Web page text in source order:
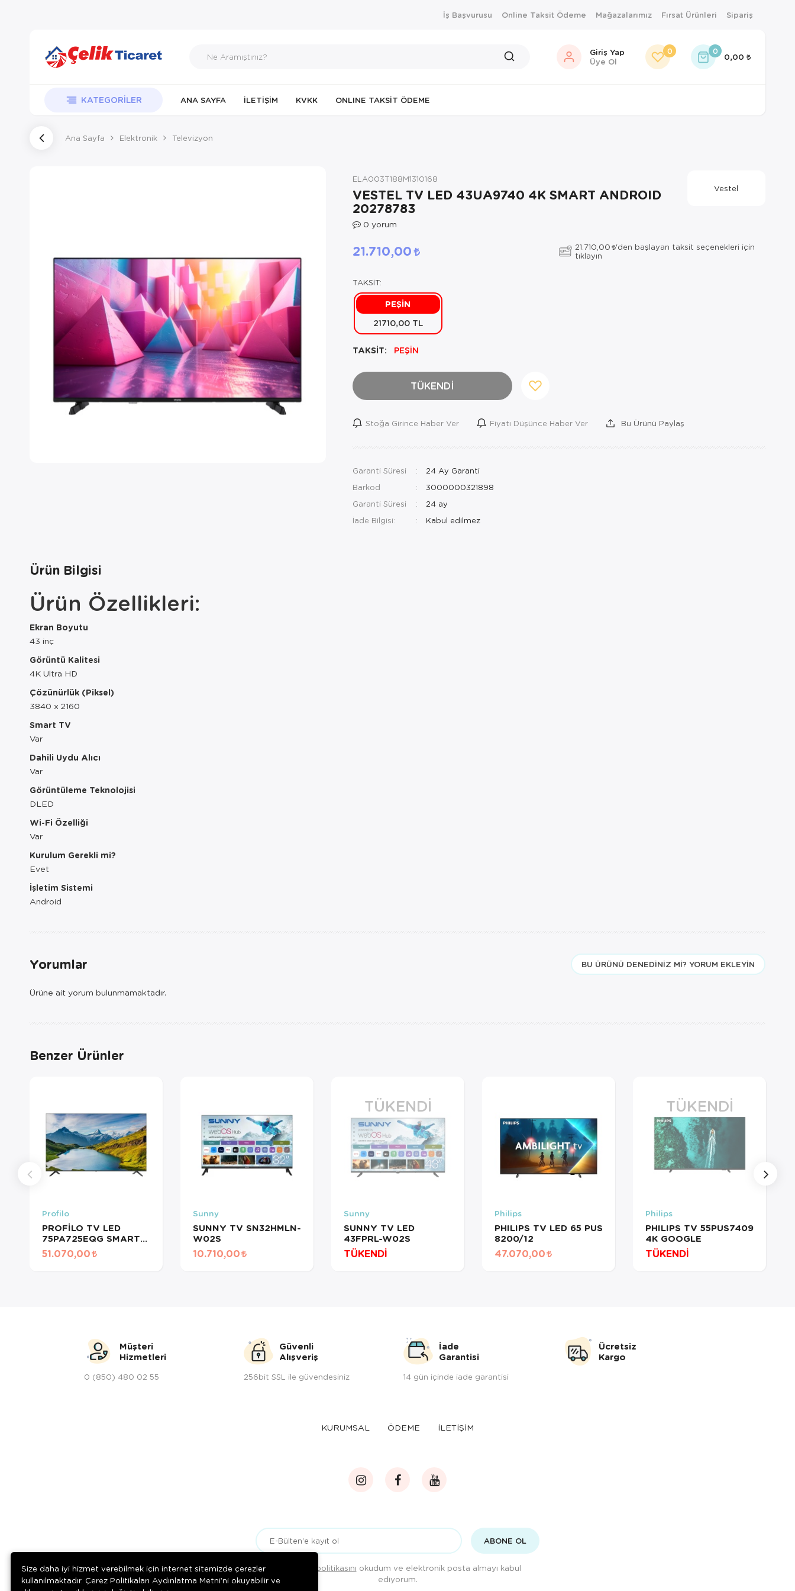
İş Başvurusu Online Taksit Ödeme Mağazalarımız Fırsat Ürünleri Sipariş
Giriş Yap
Üye Ol
0 0
0,00
KATEGORILER ANA SAYFA İLETIŞIM KVKK ONLINE TAKSIT ÖDEME
Ana Sayfa Elektronik Televizyon
ELA003T188M1310168
VESTEL TV LED 43UA9740 4K SMART ANDROID
20278783
0 yorum
Vestel
21.710,00 21.710,00 'den başlayan taksit seçenekleri için
tıklayın
TAKSİT:
PEŞİN
21710,00 TL
TAKSİT: PEŞİN
TÜKENDİ
Stoğa Girince Haber Ver Fiyatı Düşünce Haber Ver Bu Ürünü Paylaş
Garanti Süresi
24 Ay Garanti
Barkod
3000000321898
Garanti Süresi
24 ay
İade Bilgisi:
Ürün Bilgisi
Ürün Özellikleri:
Ekran Boyutu
43 inç
Görüntü Kalitesi
4K Ultra HD
Çözünürlük (Piksel)
3840 x 2160
Smart TV
Var
Dahili Uydu Alıcı
Var
Görüntüleme Teknolojisi
DLED
Wi-Fi Özelliği
Var
Kurulum Gerekli mi?
Evet
İşletim Sistemi
Android
Yorumlar BU ÜRÜNÜ DENEDINIZ MI? YORUM EKLEYIN
Ürüne ait yorum bulunmamaktadır.
Benzer Ürünler
Profilo
PROFİLO TV LED
75PA725EQG SMART
4K GOOGLE
51.070,00
Sunny
SUNNY TV SN32HMLN-
W02S
10.710,00
TÜKENDI
Sunny
SUNNY TV LED
43FPRL-W02S
TÜKENDİ
Philips
PHILIPS TV LED 65 PUS
8200/12
47.070,00
TÜKENDI
Philips
PHILIPS TV 55PUS7409
4K GOOGLE
TÜKENDİ
Müşteri
Hizmetleri
0 (850) 480 02 55
Güvenli
Alışveriş
256bit SSL ile güvendesiniz
İade
Garantisi
14 gün içinde iade garantisi
Ücretsiz
Kargo
KURUMSAL ÖDEME İLETİŞİM
ABONE OL
Gizlilik politikasını okudum ve elektronik posta almayı kabul
ediyorum.
Size daha iyi hizmet verebilmek için internet sitemizde çerezler
kullanılmaktadır. Çerez Politikaları Aydınlatma Metni’ni okuyabilir ve